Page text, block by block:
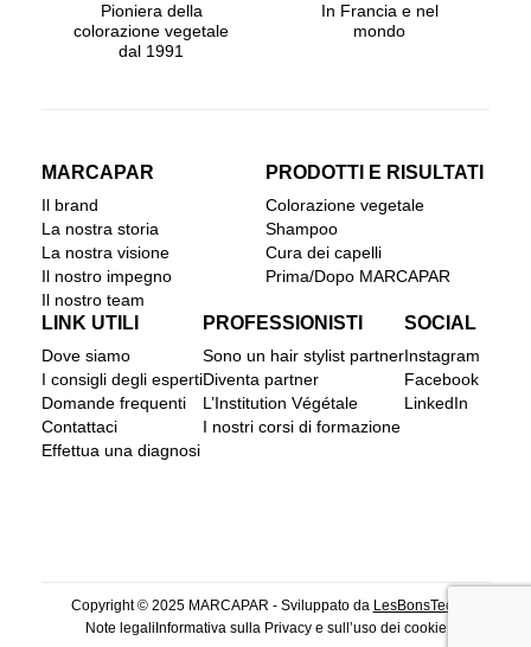
Pioniera della
colorazione vegetale
dal 1991
In Francia e nel
mondo
MARCAPAR
Il brand
La nostra storia
La nostra visione
Il nostro impegno
Il nostro team
PRODOTTI E RISULTATI
Colorazione vegetale
Shampoo
Cura dei capelli
Prima/Dopo MARCAPAR
LINK UTILI
Dove siamo
I consigli degli esperti
Domande frequenti
Contattaci
Effettua una diagnosi
PROFESSIONISTI
Sono un hair stylist partner
Diventa partner
L’Institution Végétale
I nostri corsi di formazione
SOCIAL
Instagram
Facebook
LinkedIn
Copyright © 2025 MARCAPAR - Sviluppato da LesBonsTech
Note legali Informativa sulla Privacy e sull’uso dei cookie